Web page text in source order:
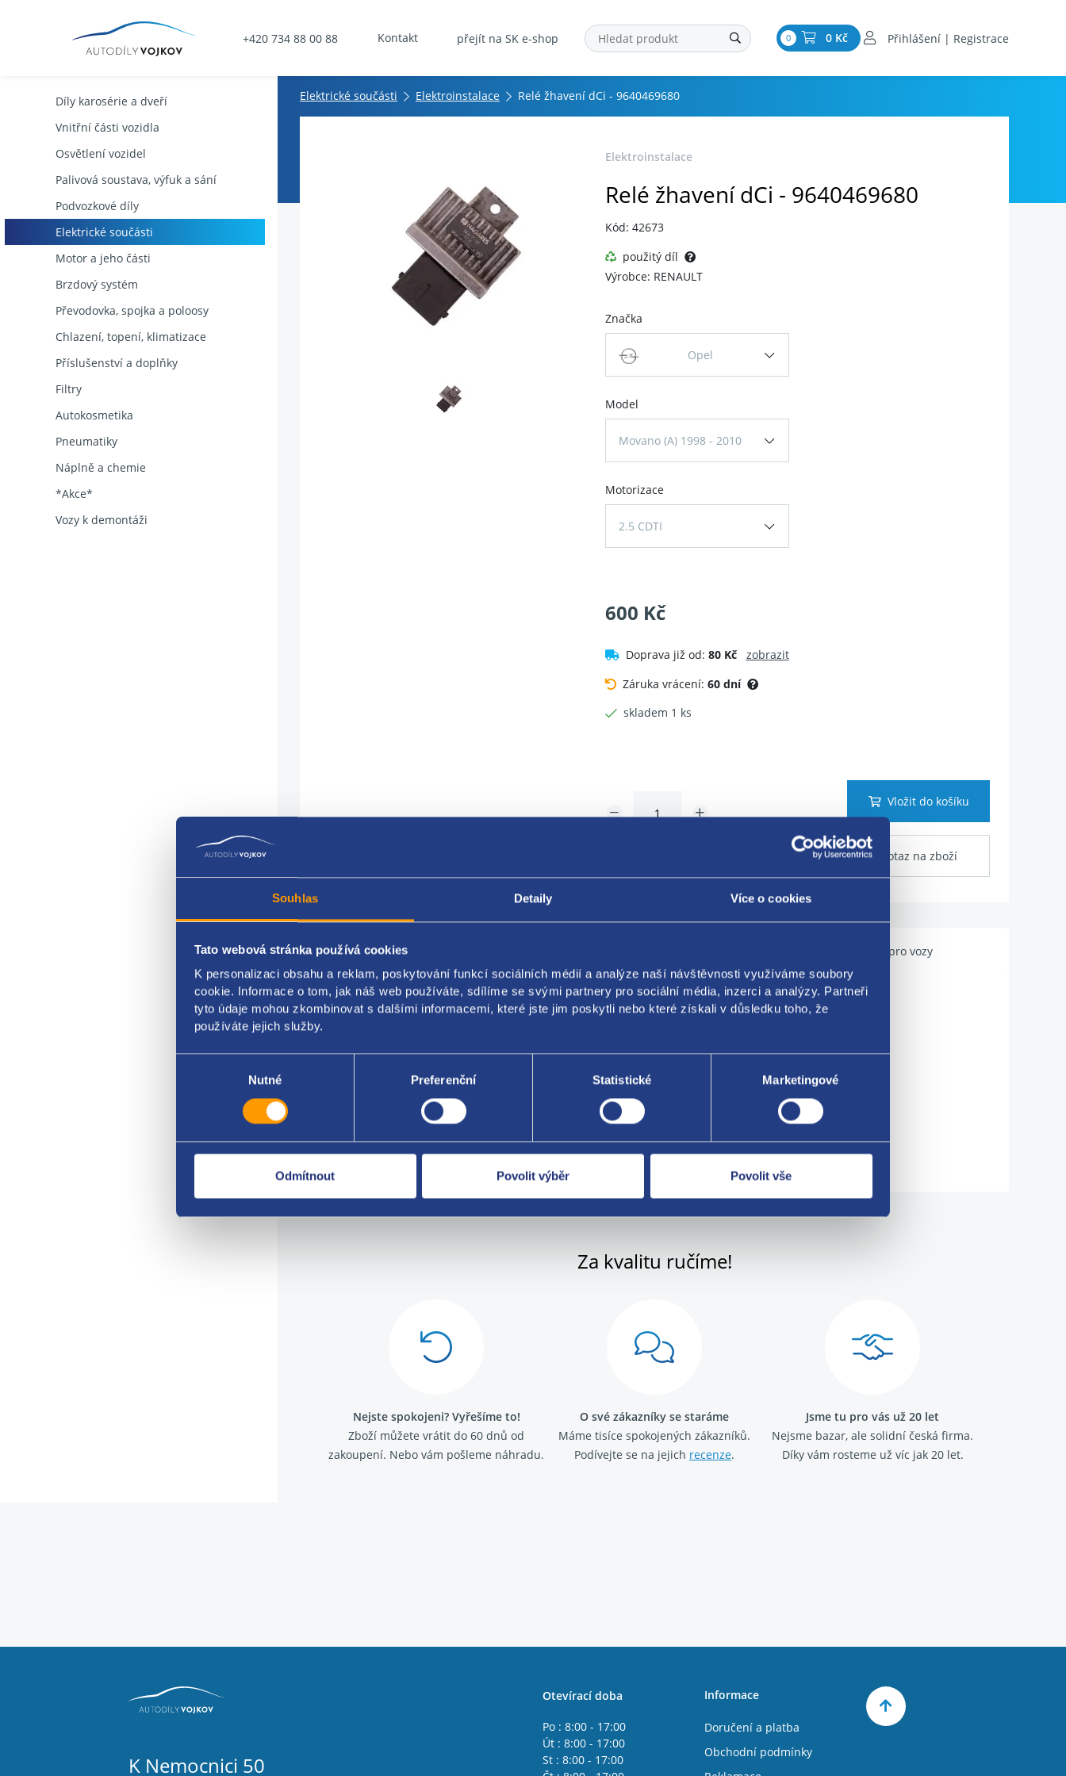
Souhlas Detaily Více o cookies
Tato webová stránka používá cookies
K personalizaci obsahu a reklam, poskytování funkcí sociálních médií a analýze naší návštěvnosti využíváme soubory
cookie. Informace o tom, jak náš web používáte, sdílíme se svými partnery pro sociální média, inzerci a analýzy. Partneři
tyto údaje mohou zkombinovat s dalšími informacemi, které jste jim poskytli nebo které získali v důsledku toho, že
používáte jejich služby.
Nutné Preferenční Statistické Marketingové
Odmítnout Povolit výběr Povolit vše
+420 734 88 00 88 Kontakt přejít na SK e-shop 0 0 Kč Přihlášení | Registrace
Díly karosérie a dveří
Vnitřní části vozidla
Osvětlení vozidel
Palivová soustava, výfuk a sání
Podvozkové díly
Elektrické součásti
Motor a jeho části
Brzdový systém
Převodovka, spojka a poloosy
Chlazení, topení, klimatizace
Příslušenství a doplňky
Filtry
Autokosmetika
Pneumatiky
Náplně a chemie
*Akce*
Vozy k demontáži
Elektrické součásti Elektroinstalace Relé žhavení dCi - 9640469680
Elektroinstalace
Relé žhavení dCi - 9640469680
Kód: 42673
použitý díl
Výrobce: RENAULT
Značka
Opel
Model
Movano (A) 1998 - 2010
Motorizace
2.5 CDTI
600 Kč
Doprava již od: 80 Kč
zobrazit
Záruka vrácení: 60 dní
skladem 1 ks
Vložit do košíku
Dotaz na zboží
Popis produktu Použitelné pro vozy
relé žhavení
9640469680
Za kvalitu ručíme!
Nejste spokojeni? Vyřešíme to!
Zboží můžete vrátit do 60 dnů od
zakoupení. Nebo vám pošleme náhradu.
O své zákazníky se staráme
Máme tisíce spokojených zákazníků.
Podívejte se na jejich recenze.
Jsme tu pro vás už 20 let
Nejsme bazar, ale solidní česká firma.
Díky vám rosteme už víc jak 20 let.
K Nemocnici 50
Otevírací doba
Po : 8:00 - 17:00
Út : 8:00 - 17:00
St : 8:00 - 17:00
Informace
Doručení a platba
Obchodní podmínky